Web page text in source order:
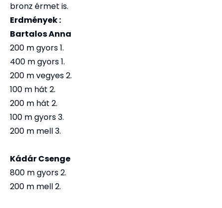
bronz érmet is.
Erdmények :
Bartalos Anna
200 m gyors 1.
400 m gyors 1.
200 m vegyes 2.
100 m hát 2.
200 m hát 2.
100 m gyors 3.
200 m mell 3.
Kádár Csenge
800 m gyors 2.
200 m mell 2.